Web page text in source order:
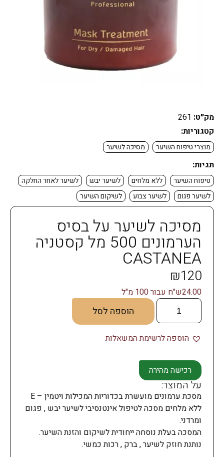
מסיכה לשיער על בסיס
הערמונים 500 מל קסטניה
CASTANEA
₪120
24.00ש"ח עבור 100 מ"ל
הוספה לסל
הוספה לרשימת המשאלות
רכישה מהירה
על המוצר:
מסכת ערמונים מועשרת בכדוריות המכילות ויטמין – E
ללא מלחים מסכה לטיפול אינטנסיבי לשיער יבש , פגום
ומרדני.
המסכה בעלת נוסחה ייחודית לשיקום והזנת השיער.
נותנת חוזק לשיער , ברק , רכות כמשי.
מק״ט: 261
קטגוריות:
מוצרי טיפוח השיער מסיכה לשיער
תגיות:
טיפוח השיער ללא מלחים לשיער יבש
לשיער לאחר החלקה
לשיער פגום
לשיער צבוע לשיקום השיער